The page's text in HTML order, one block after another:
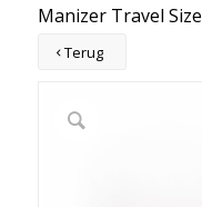
Manizer Travel Size
Terug